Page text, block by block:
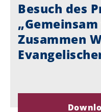
Besuch des
Zusammen